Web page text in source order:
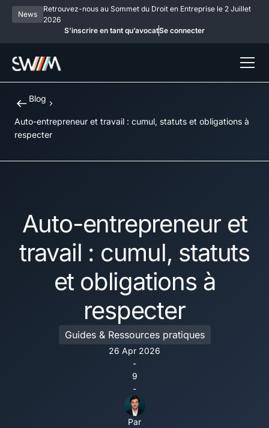
News
Retrouvez-nous au Sommet du Droit en Entreprise le 2 Juillet
2026
S’inscrire en tant qu’avocatSe connecter
Blog
Auto-entrepreneur et travail : cumul, statuts et obligations à
respecter
Auto-entrepreneur et
travail : cumul, statuts
et obligations à
respecter
Guides & Ressources pratiques
26 Apr 2026
-
9
-
Par